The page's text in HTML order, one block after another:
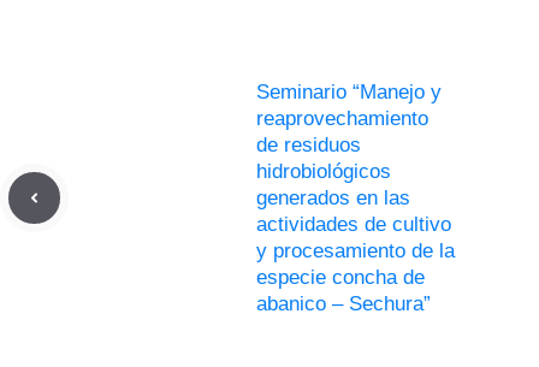
Seminario “Manejo y
reaprovechamiento
de residuos
hidrobiológicos
generados en las
actividades de cultivo
y procesamiento de la
especie concha de
abanico – Sechura”